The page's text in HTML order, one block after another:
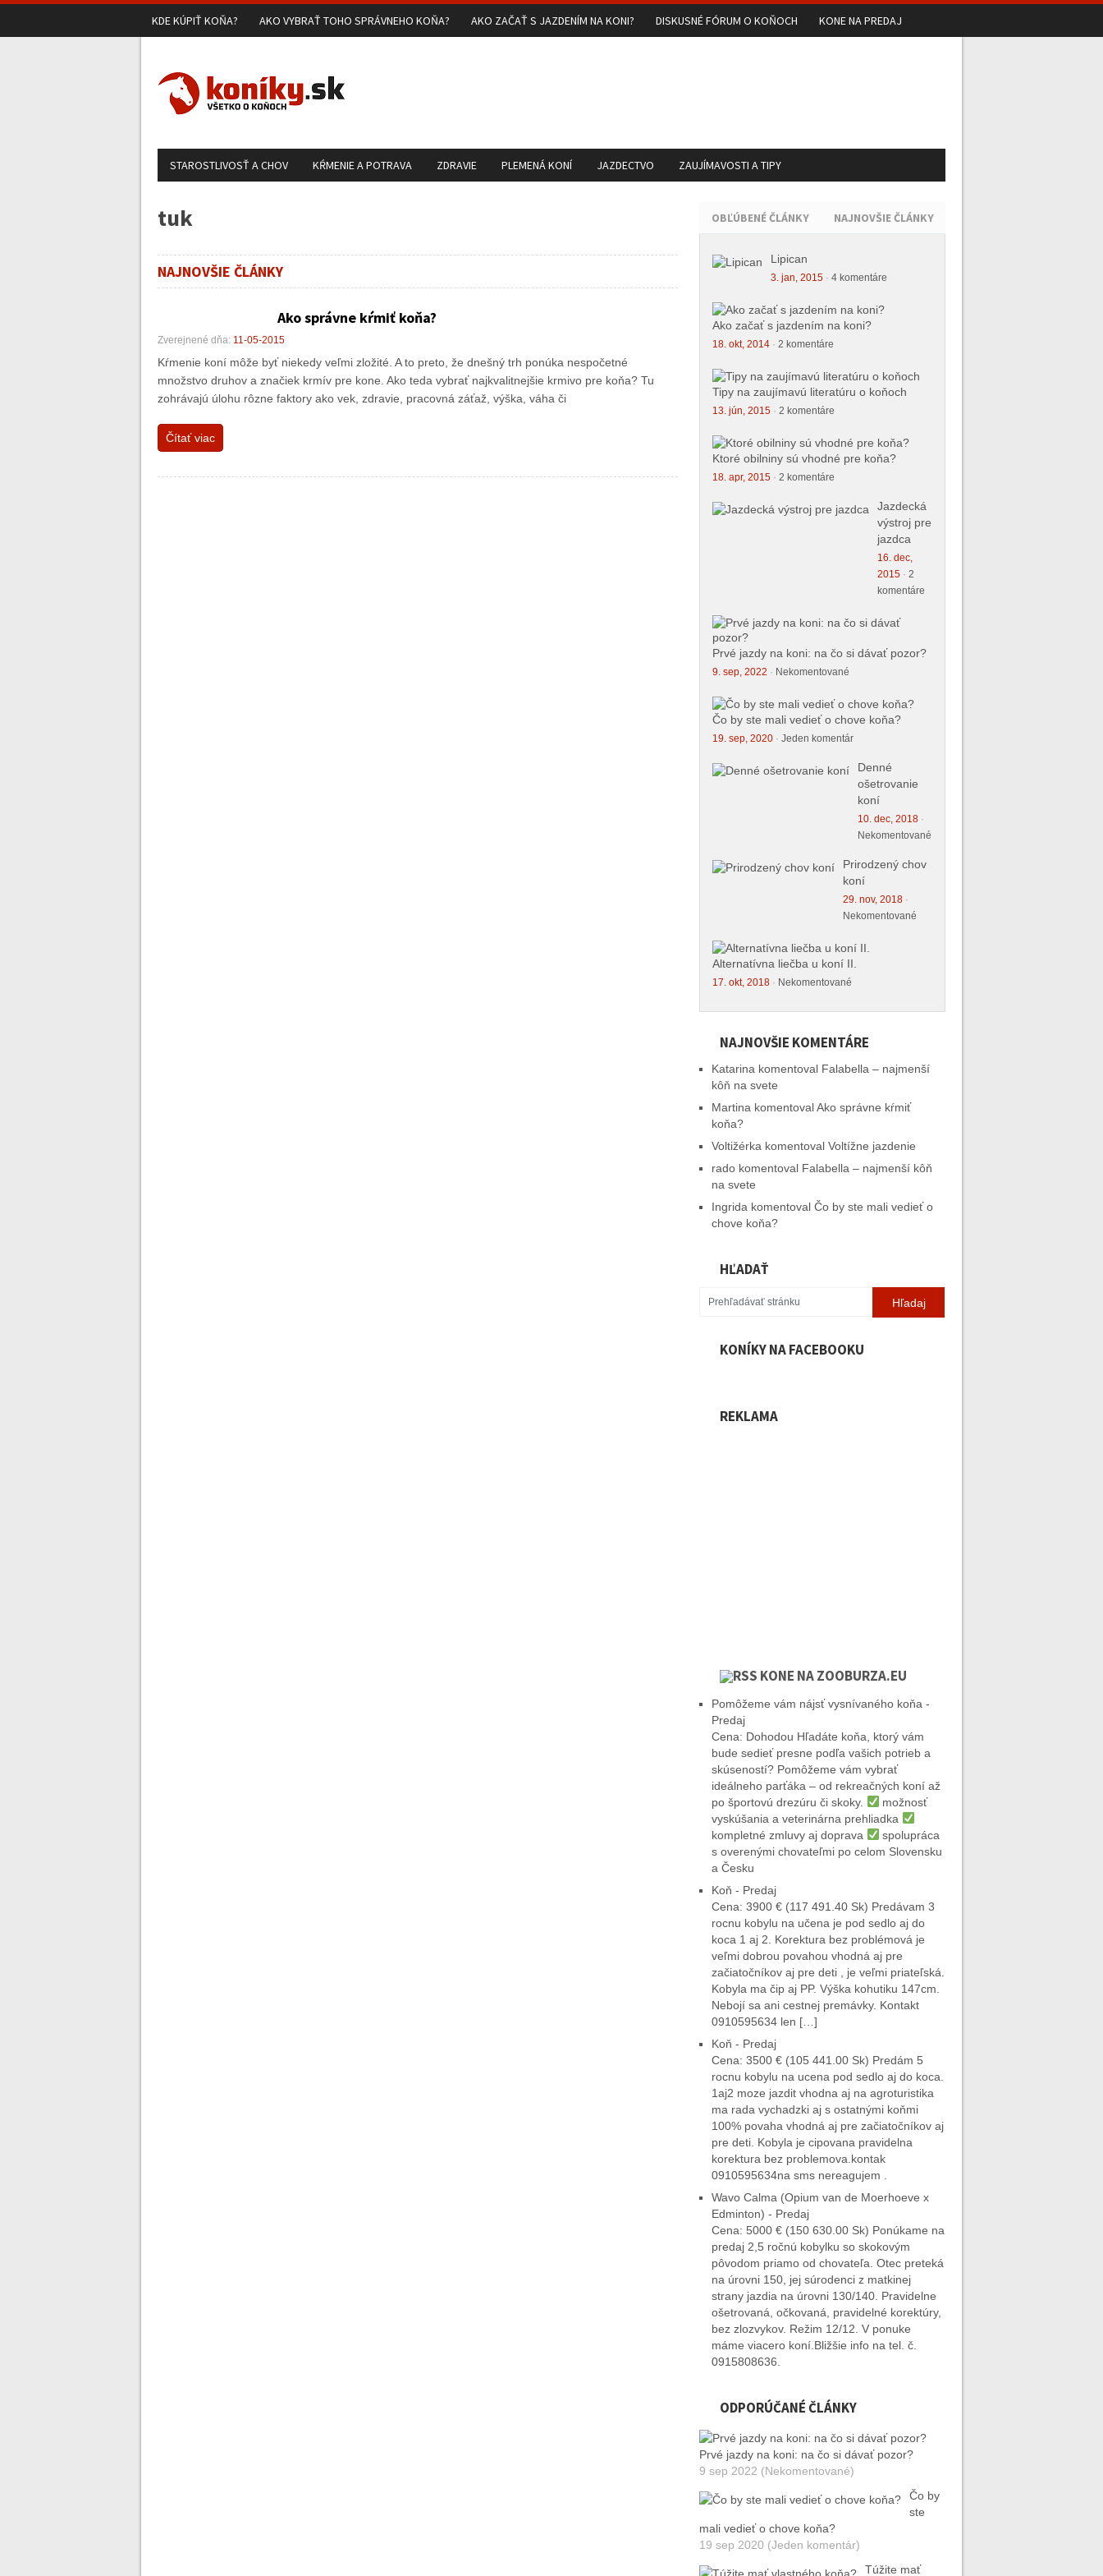
KDE KÚPIŤ KOŇA? AKO VYBRAŤ TOHO SPRÁVNEHO KOŇA? AKO ZAČAŤ S JAZDENÍM NA KONI? DISKUSNÉ FÓRUM O KOŇOCH KONE NA PREDAJ
STAROSTLIVOSŤ A CHOV KŔMENIE A POTRAVA ZDRAVIE PLEMENÁ KONÍ JAZDECTVO ZAUJÍMAVOSTI A TIPY
tuk
NAJNOVŠIE ČLÁNKY
Ako správne kŕmiť koňa?
Zverejnené dňa: 11-05-2015
Kŕmenie koní môže byť niekedy veľmi zložité. A to preto, že dnešný trh ponúka nespočetné
množstvo druhov a značiek krmív pre kone. Ako teda vybrať najkvalitnejšie krmivo pre koňa? Tu
zohrávajú úlohu rôzne faktory ako vek, zdravie, pracovná záťaž, výška, váha či
Čítať viac
OBĽÚBENÉ ČLÁNKY NAJNOVŠIE ČLÁNKY
Lipican
3. jan, 2015· 4 komentáre
Ako začať s jazdením na koni?
18. okt, 2014· 2 komentáre
Tipy na zaujímavú literatúru o koňoch
13. jún, 2015· 2 komentáre
Ktoré obilniny sú vhodné pre koňa?
18. apr, 2015· 2 komentáre
Jazdecká
výstroj pre
jazdca
16. dec,
2015· 2
komentáre
Prvé jazdy na koni: na čo si dávať pozor?
9. sep, 2022 · Nekomentované
Čo by ste mali vedieť o chove koňa?
19. sep, 2020· Jeden komentár
Denné
ošetrovanie
koní
10. dec, 2018·
Nekomentované
Prirodzený chov
koní
29. nov, 2018·
Nekomentované
Alternatívna liečba u koní II.
17. okt, 2018· Nekomentované
NAJNOVŠIE KOMENTÁRE
Katarina komentoval Falabella – najmenší
kôň na svete
Martina komentovalAko správne kŕmiť
koňa?
Voltižérka komentoval Voltížne jazdenie
radokomentoval Falabella – najmenší kôň
na svete
Ingrida komentoval Čo by ste mali vedieť o
chove koňa?
HĽADAŤ
KONÍKY NA FACEBOOKU
REKLAMA
KONE NA ZOOBURZA.EU
Pomôžeme vám nájsť vysnívaného koňa -
Predaj
Cena: Dohodou Hľadáte koňa, ktorý vám
bude sedieť presne podľa vašich potrieb a
skúseností? Pomôžeme vám vybrať
ideálneho parťáka – od rekreačných koní až
po športovú drezúru či skoky.
možnosť
vyskúšania a veterinárna prehliadka
kompletné zmluvy aj doprava
spolupráca
s overenými chovateľmi po celom Slovensku
a Česku
Koň - Predaj
Cena: 3900 € (117 491.40 Sk) Predávam 3
rocnu kobylu na učena je pod sedlo aj do
koca 1 aj 2. Korektura bez problémová je
veľmi dobrou povahou vhodná aj pre
začiatočníkov aj pre deti , je veľmi priateľská.
Kobyla ma čip aj PP. Výška kohutiku 147cm.
Nebojí sa ani cestnej premávky. Kontakt
0910595634 len […]
Koň - Predaj
Cena: 3500 € (105 441.00 Sk) Predám 5
rocnu kobylu na ucena pod sedlo aj do koca.
1aj2 moze jazdit vhodna aj na agroturistika
ma rada vychadzki aj s ostatnými koňmi
100% povaha vhodná aj pre začiatočníkov aj
pre deti. Kobyla je cipovana pravidelna
korektura bez problemova.kontak
0910595634na sms nereagujem .
Wavo Calma (Opium van de Moerhoeve x
Edminton) - Predaj
Cena: 5000 € (150 630.00 Sk) Ponúkame na
predaj 2,5 ročnú kobylku so skokovým
pôvodom priamo od chovateľa. Otec preteká
na úrovni 150, jej súrodenci z matkinej
strany jazdia na úrovni 130/140. Pravidelne
ošetrovaná, očkovaná, pravidelné korektúry,
bez zlozvykov. Režim 12/12. V ponuke
máme viacero koní.Bližšie info na tel. č.
0915808636.
ODPORÚČANÉ ČLÁNKY
Prvé jazdy na koni: na čo si dávať pozor?
9 sep 2022 (Nekomentované)
Čo by
ste
mali vedieť o chove koňa?
19 sep 2020 (Jeden komentár)
Túžite mať